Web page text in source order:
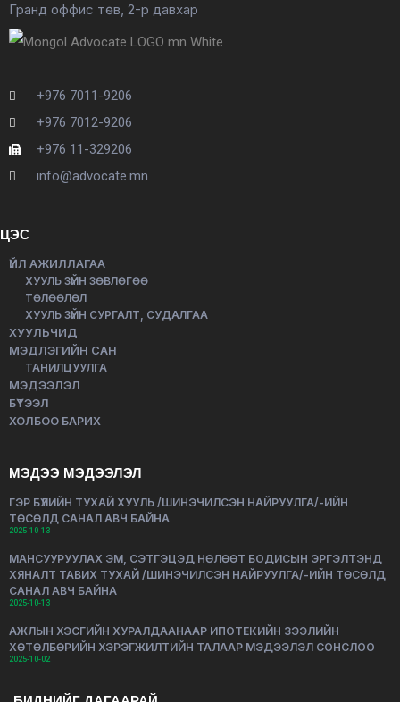
Гранд оффис төв, 2-р давхар
+976 7011-9206
+976 7012-9206
+976 11-329206
info@advocate.mn
ЦЭС
ҮЙЛ АЖИЛЛАГАА
ХУУЛЬ ЗҮЙН ЗӨВЛӨГӨӨ
ТӨЛӨӨЛӨЛ
ХУУЛЬ ЗҮЙН СУРГАЛТ, СУДАЛГАА
ХУУЛЬЧИД
МЭДЛЭГИЙН САН
ТАНИЛЦУУЛГА
МЭДЭЭЛЭЛ
БҮТЭЭЛ
ХОЛБОО БАРИХ
МЭДЭЭ МЭДЭЭЛЭЛ
ГЭР БҮЛИЙН ТУХАЙ ХУУЛЬ /ШИНЭЧИЛСЭН НАЙРУУЛГА/-ИЙН
ТӨСӨЛД САНАЛ АВЧ БАЙНА
2025-10-13
МАНСУУРУУЛАХ ЭМ, СЭТГЭЦЭД НӨЛӨӨТ БОДИСЫН ЭРГЭЛТЭНД
ХЯНАЛТ ТАВИХ ТУХАЙ /ШИНЭЧИЛСЭН НАЙРУУЛГА/-ИЙН ТӨСӨЛД
САНАЛ АВЧ БАЙНА
2025-10-13
АЖЛЫН ХЭСГИЙН ХУРАЛДААНААР ИПОТЕКИЙН ЗЭЭЛИЙН
ХӨТӨЛБӨРИЙН ХЭРЭГЖИЛТИЙН ТАЛААР МЭДЭЭЛЭЛ СОНСЛОО
2025-10-02